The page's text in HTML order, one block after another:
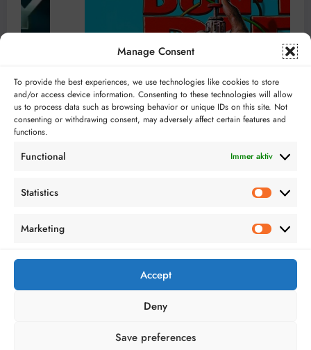
Manage Consent
To provide the best experiences, we use technologies like cookies to store
and/or access device information. Consenting to these technologies will allow
us to process data such as browsing behavior or unique IDs on this site. Not
consenting or withdrawing consent, may adversely affect certain features and
functions.
Functional Immer aktiv
Statistics Statistics
Marketing Marketing
Accept
Deny
Save preferences
Good Luck, Have Fun, Don’t Die
Bloggerei.de TopBlogs.de